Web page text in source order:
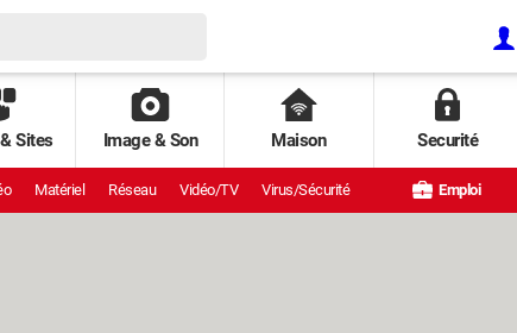
Sites Image & Son Maison Securité
Matériel Réseau Vidéo/TV Virus/Sécurité Emploi